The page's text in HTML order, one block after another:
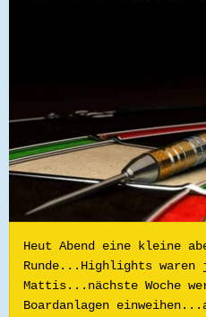
Heut Abend eine kleine
Runde...Highlights waren
Mattis...nächste Woche
Boardanlagen